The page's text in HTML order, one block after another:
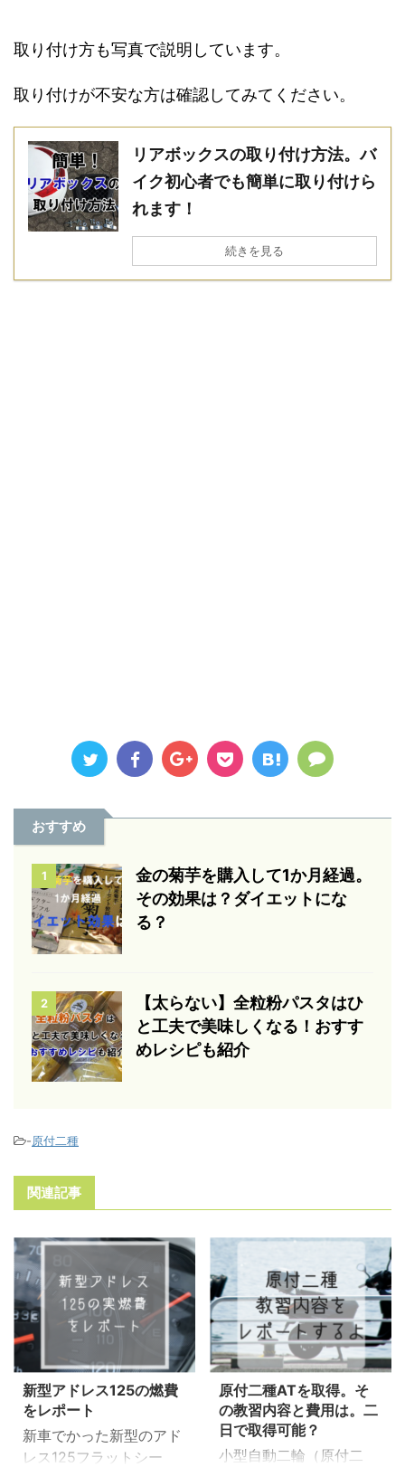
取り付け方も写真で説明しています。
取り付けが不安な方は確認してみてください。
リアボックスの取り付け方法。バ
イク初心者でも簡単に取り付けら
れます！
続きを見る
おすすめ
1
金の菊芋を購入して1か月経過。
その効果は？ダイエットにな
る？
2
【太らない】全粒粉パスタはひ
と工夫で美味しくなる！おすす
めレシピも紹介
-原付二種
関連記事
新型アドレス125の燃費
をレポート
新車でかった新型のアド
レス125フラットシー
原付二種ATを取得。そ
の教習内容と費用は。二
日で取得可能？
小型自動二輪（原付二